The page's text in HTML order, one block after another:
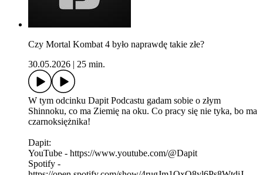
Czy Mortal Kombat 4 było naprawdę takie złe?
30.05.2026
25 min.
W tym odcinku Dapit Podcastu gadam sobie o złym
Shinnoku, co ma Ziemię na oku. Co pracy się nie tyka, bo ma
czarnoksiężnika!
Dapit:
YouTube - https://www.youtube.com/@Dapit
Spotify -